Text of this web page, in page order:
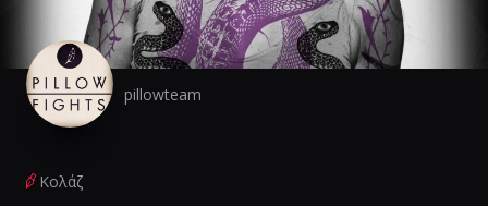
pillowteam
Κολάζ